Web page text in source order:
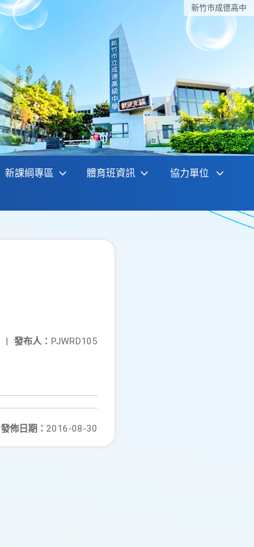
新竹巿成德高中
新課綱專區 體育班資訊 協力單位
發布人： PJWRD105
|
發佈日期： 2016-08-30